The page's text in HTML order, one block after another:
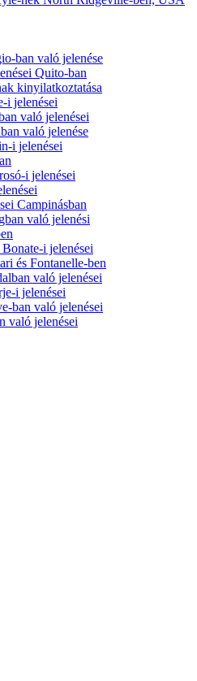
ban való jelenése
Quito-ban
kinyilatkoztatása
i jelenései
való jelenései
való jelenése
i jelenései
i jelenései
Campinásban
való jelenési
i jelenései
és Fontanelle-ben
való jelenései
i jelenései
ban való jelenései
való jelenései